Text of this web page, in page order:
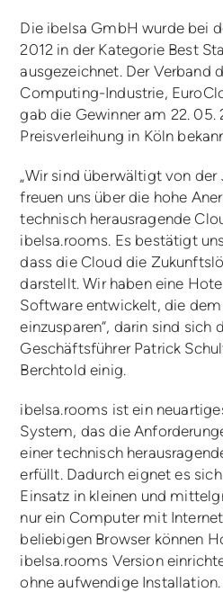
Die ibelsa GmbH wurde bei
2012 in der Kategorie Best
ausgezeichnet. Der Verband
Computing-Industrie,
gab die Gewinner am 22. 05.
Preisverleihung in Köln
„Wir sind überwältigt von
freuen uns über die hohe
technisch herausragende
ibelsa.rooms. Es bestätigt
dass die Cloud die
darstellt. Wir haben eine
Software entwickelt, die
einzusparen“, darin sind sich
Geschäftsführer Patrick
Berchtold einig.
ibelsa.rooms ist ein
System, das die
einer technisch
erfüllt. Dadurch eignet es
Einsatz in kleinen und
nur ein Computer mit
beliebigen Browser können
ibelsa.rooms Version
ohne aufwendige